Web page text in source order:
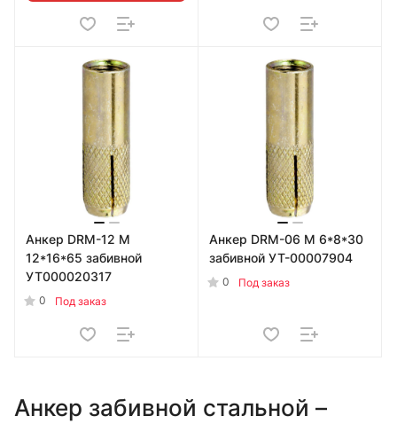
Анкер DRM-12 М
12*16*65 забивной
УТ000020317
0 Под заказ
Анкер DRM-06 М 6*8*30
забивной УТ-00007904
0 Под заказ
Анкер забивной стальной –